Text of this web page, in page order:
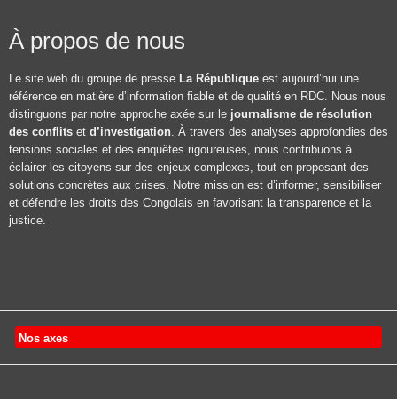
À propos de nous
Le site web du groupe de presse La République est aujourd’hui une
référence en matière d’information fiable et de qualité en RDC. Nous nous
distinguons par notre approche axée sur le journalisme de résolution
des conflits et d’investigation. À travers des analyses approfondies des
tensions sociales et des enquêtes rigoureuses, nous contribuons à
éclairer les citoyens sur des enjeux complexes, tout en proposant des
solutions concrètes aux crises. Notre mission est d’informer, sensibiliser
et défendre les droits des Congolais en favorisant la transparence et la
justice.
Nos axes